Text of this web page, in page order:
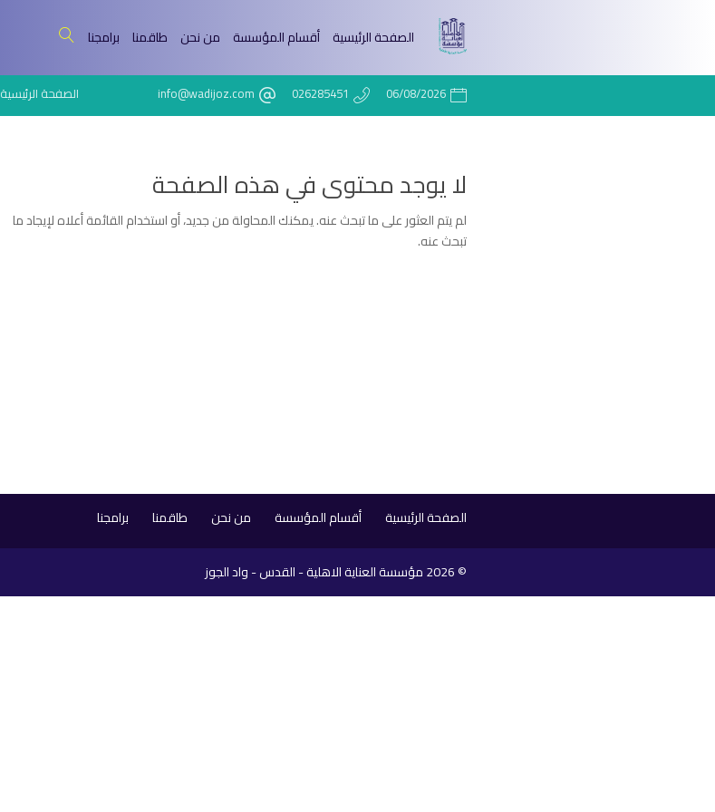
الصفحة الرئيسية أقسام المؤسسة من نحن طاقمنا برامجنا
06/08/2026
026285451
info@wadijoz.com الصفحة الرئيسية
لا يوجد محتوى في هذه الصفحة
لم يتم العثور على ما تبحث عنه. يمكنك المحاولة من جديد، أو استخدام القائمة أعلاه لإيجاد ما
تبحث عنه.
الصفحة الرئيسية أقسام المؤسسة من نحن طاقمنا برامجنا
© 2026 مؤسسة العناية الاهلية - القدس - واد الجوز